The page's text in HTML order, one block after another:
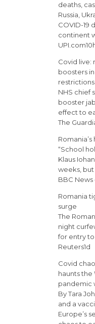
deaths,
Russia,
COVID-19
continent
Covid live:
boosters
NHS chief
booster
effect to
The
“School
Klaus
weeks, but
BBC
Romania
surge
The
night
for entry to
Reuters1d
Covid
haunts the
pandemic
By Tara
and a
Europe’s